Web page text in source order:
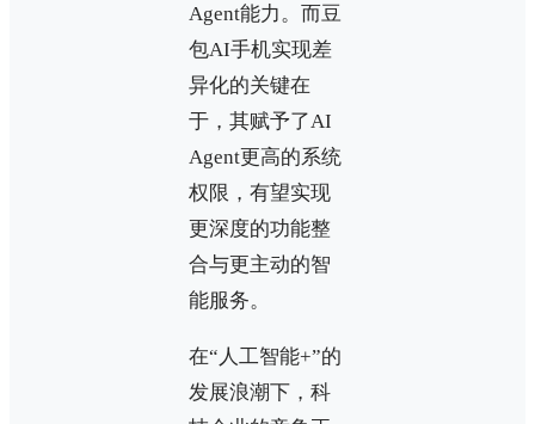
Agent能力。而豆
包AI手机实现差
异化的关键在
于，其赋予了AI
Agent更高的系统
权限，有望实现
更深度的功能整
合与更主动的智
能服务。
在“人工智能+”的
发展浪潮下，科